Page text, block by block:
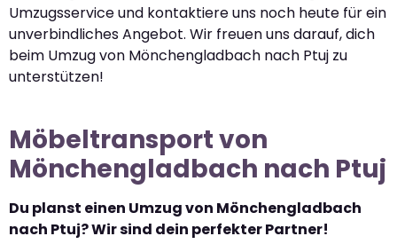
Umzugsservice und kontaktiere uns noch heute für ein
unverbindliches Angebot. Wir freuen uns darauf, dich
beim Umzug von Mönchengladbach nach Ptuj zu
unterstützen!
Möbeltransport von
Mönchengladbach nach Ptuj
Du planst einen Umzug von Mönchengladbach
nach Ptuj? Wir sind dein perfekter Partner!